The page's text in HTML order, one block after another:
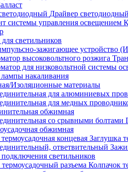
Драйвер светодиодный
светильников
лампы накаливания
Изоляционные материалы
обжимная
обжимная
Заглушка
светильников
Колпачок